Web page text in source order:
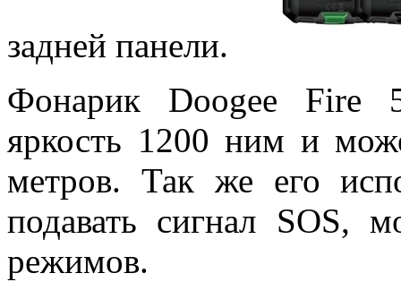
задней панели.
Фонарик Doogee Fire
яркость 1200 ним и
метров. Так же его
подавать сигнал SOS,
режимов.